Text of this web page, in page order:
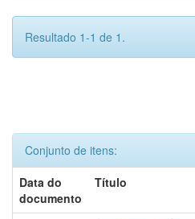
Resultado 1-1 de 1.
Conjunto de itens:
Data do
documento
Título